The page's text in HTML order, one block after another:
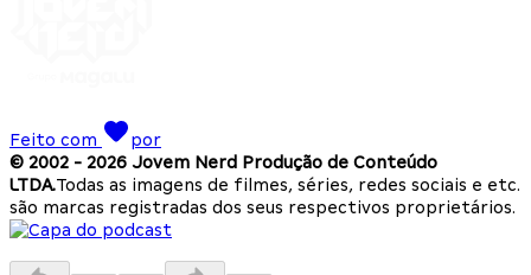
Feito com
por
© 2002 - 2026 Jovem Nerd Produção de Conteúdo
LTDA.Todas as imagens de filmes, séries, redes sociais e etc.
são marcas registradas dos seus respectivos proprietários.